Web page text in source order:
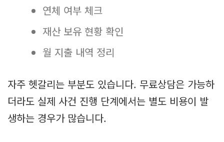
연체 여부 체크
재산 보유 현황 확인
월 지출 내역 정리
자주 헷갈리는 부분도 있습니다. 무료상담은 가능하
더라도 실제 사건 진행 단계에서는 별도 비용이 발
생하는 경우가 많습니다.